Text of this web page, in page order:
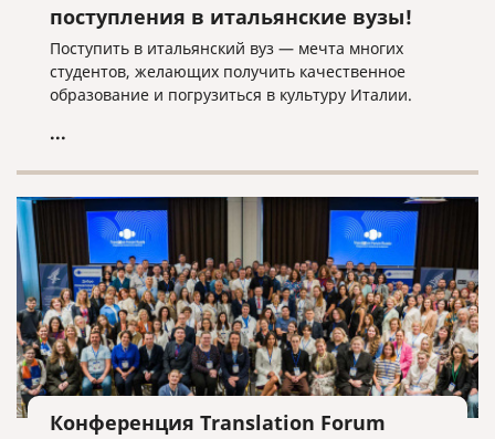
поступления в итальянские вузы!
Поступить в итальянский вуз — мечта многих
студентов, желающих получить качественное
образование и погрузиться в культуру Италии.
...
Конференция Translation Forum